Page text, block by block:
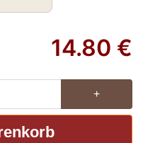
14.80 €
+